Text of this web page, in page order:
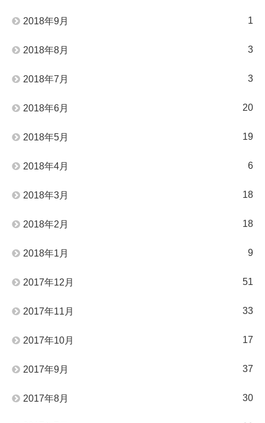
2018年9月 1
2018年8月 3
2018年7月 3
2018年6月 20
2018年5月 19
2018年4月 6
2018年3月 18
2018年2月 18
2018年1月 9
2017年12月 51
2017年11月 33
2017年10月 17
2017年9月 37
2017年8月 30